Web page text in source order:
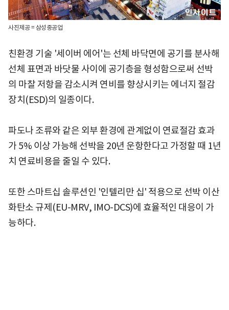
사진제공 = 삼성중공업
친환경 기술 '세이버 에어'는 선체 바닥면에 공기를 분사해
선체 표면과 바닷물 사이에 공기층을 형성함으로써 선박
의 마찰 저항을 감소시켜 연비를 향상시키는 에너지 절감
장치(ESD)의 일종이다.
파도나 조류와 같은 외부 환경에 관계없이 연료절감 효과
가 5% 이상 가능해 선박을 20년 운항한다고 가정할 때 1년
치 연료비용을 줄일 수 있다.
또한 스마트십 솔루션인 '인텔리만 십' 적용으로 선박 이산
화탄소 규제(EU-MRV, IMO-DCS)에 효율적인 대응이 가
능하다.